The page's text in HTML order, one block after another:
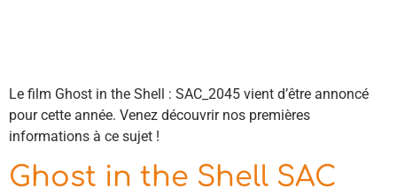
Le film Ghost in the Shell : SAC_2045 vient d’être annoncé
pour cette année. Venez découvrir nos premières
informations à ce sujet !
Ghost in the Shell SAC